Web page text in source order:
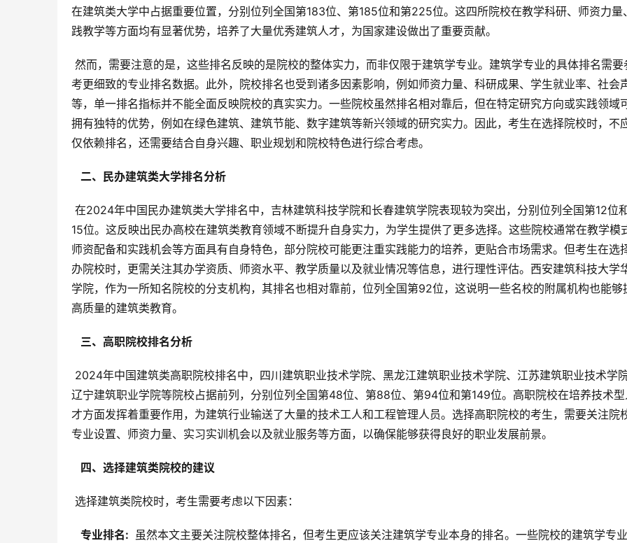
在建筑类大学中占据重要位置，分别位列全国第183位、第185位和第225位。这四所院校在教学科研、师资力量
践教学等方面均有显著优势，培养了大量优秀建筑人才，为国家建设做出了重要贡献。
考更细致的专业排名数据。此外，院校排名也受到诸多因素影响，例如师资力量、科研成果、学生就业率、社会
等，单一排名指标并不能全面反映院校的真实实力。一些院校虽然排名相对靠后，但在特定研究方向或实践领域
拥有独特的优势，例如在绿色建筑、建筑节能、数字建筑等新兴领域的研究实力。因此，考生在选择院校时，不
仅依赖排名，还需要结合自身兴趣、职业规划和院校特色进行综合考虑。
  二、民办建筑类大学排名分析
15位。这反映出民办高校在建筑类教育领域不断提升自身实力，为学生提供了更多选择。这些院校通常在教学模
师资配备和实践机会等方面具有自身特色，部分院校可能更注重实践能力的培养，更贴合市场需求。但考生在选
办院校时，更需关注其办学资质、师资水平、教学质量以及就业情况等信息，进行理性评估。西安建筑科技大学
学院，作为一所知名院校的分支机构，其排名也相对靠前，位列全国第92位，这说明一些名校的附属机构也能够
高质量的建筑类教育。
  三、高职院校排名分析
辽宁建筑职业学院等院校占据前列，分别位列全国第48位、第88位、第94位和第149位。高职院校在培养技术型
才方面发挥着重要作用，为建筑行业输送了大量的技术工人和工程管理人员。选择高职院校的考生，需要关注院
专业设置、师资力量、实习实训机会以及就业服务等方面，以确保能够获得良好的职业发展前景。
  四、选择建筑类院校的建议
选择建筑类院校时，考生需要考虑以下因素：
  专业排名:
虽然本文主要关注院校整体排名，但考生更应该关注建筑学专业本身的排名。一些院校的建筑学专